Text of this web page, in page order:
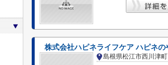
島根県松江市西川津町